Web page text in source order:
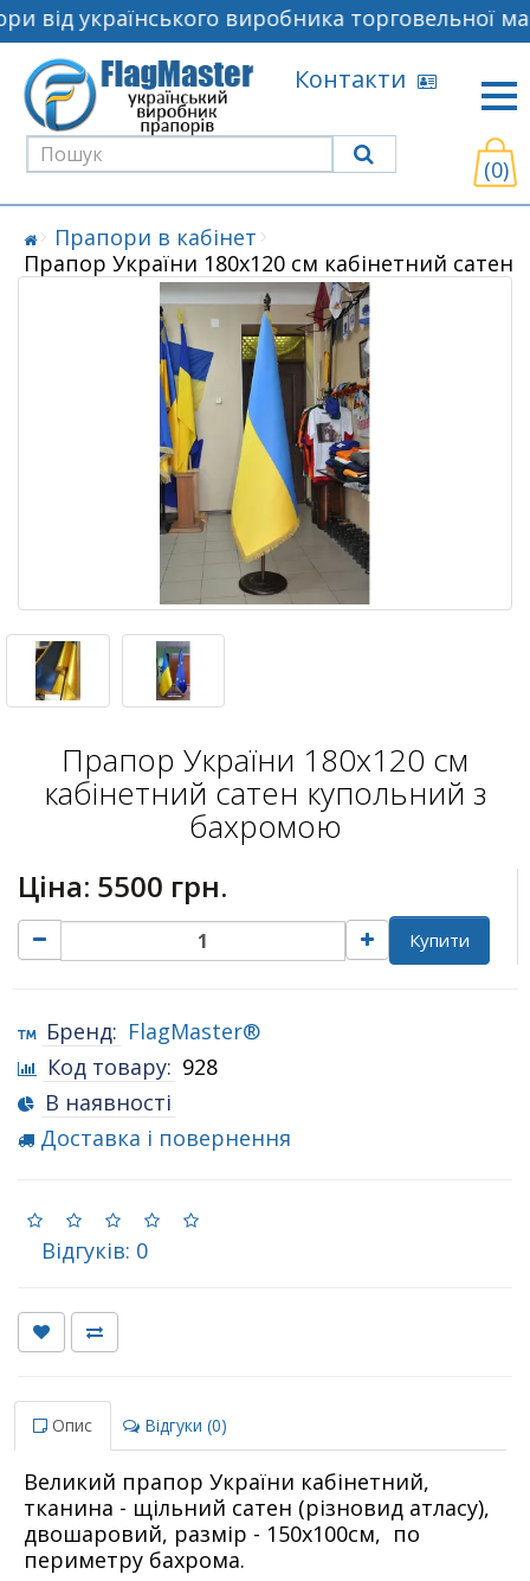
від українського виробника торговельної
Контакти
(0)
Прапори в кабінет
Прапор України 180х120 см кабінетний
Прапор України 180х120 см
кабінетний сатен купольний з
бахромою
Ціна: 5500 грн.
Купити
Бренд: FlagMaster®
Код товару: 928
В наявності
Доставка і повернення
Відгуків: 0
Опис Відгуки (0)
Великий прапор України кабінетний,
тканина - щільний сатен (різновид атласу),
двошаровий, размір - 150х100см, по
периметру бахрома.